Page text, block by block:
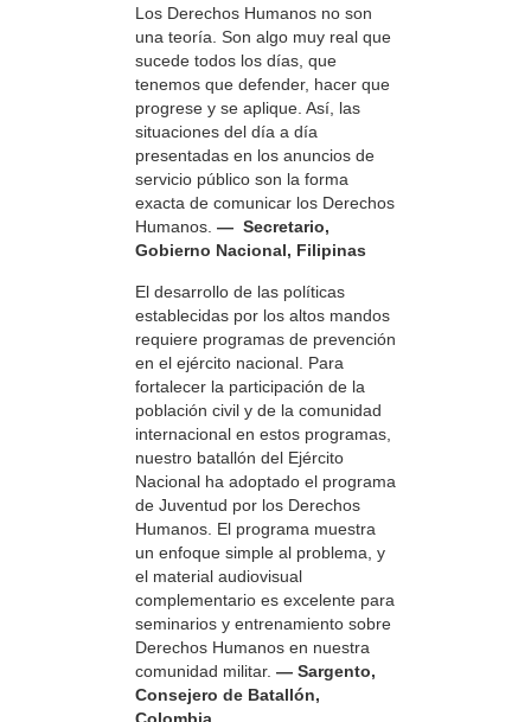
Los Derechos Humanos no son
una teoría. Son algo muy real que
sucede todos los días, que
tenemos que defender, hacer que
progrese y se aplique. Así, las
situaciones del día a día
presentadas en los anuncios de
servicio público son la forma
exacta de comunicar los Derechos
Humanos. — Secretario,
Gobierno Nacional, Filipinas
El desarrollo de las políticas
establecidas por los altos mandos
requiere programas de prevención
en el ejército nacional. Para
fortalecer la participación de la
población civil y de la comunidad
internacional en estos programas,
nuestro batallón del Ejército
Nacional ha adoptado el programa
de Juventud por los Derechos
Humanos. El programa muestra
un enfoque simple al problema, y
el material audiovisual
complementario es excelente para
seminarios y entrenamiento sobre
Derechos Humanos en nuestra
comunidad militar. — Sargento,
Consejero de Batallón,
Colombia